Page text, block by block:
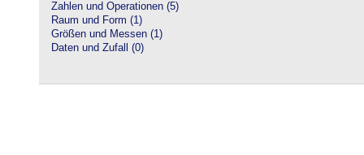
Zahlen und Operationen (5)
Raum und Form (1)
Größen und Messen (1)
Daten und Zufall (0)